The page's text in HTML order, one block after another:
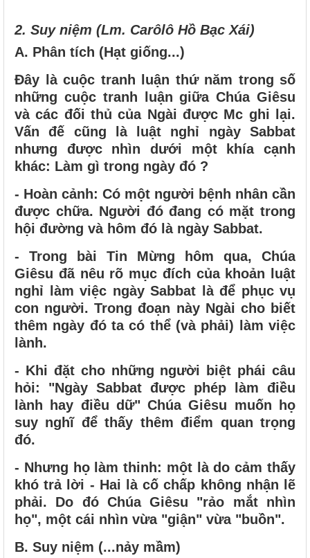
2. Suy niệm (Lm. Carôlô Hồ Bạc Xái)
A. Phân tích (Hạt giống...)
Đây là cuộc tranh luận thứ năm trong số
những cuộc tranh luận giữa Chúa Giêsu
và các đối thủ của Ngài được Mc ghi lại.
Vấn đế cũng là luật nghỉ ngày Sabbat
nhưng được nhìn dưới một khía cạnh
khác: Làm gì trong ngày đó ?
- Hoàn cảnh: Có một người bệnh nhân cần
được chữa. Người đó đang có mặt trong
hội đường và hôm đó là ngày Sabbat.
- Trong bài Tin Mừng hôm qua, Chúa
Giêsu đã nêu rõ mục đích của khoản luật
nghỉ làm việc ngày Sabbat là để phục vụ
con người. Trong đoạn này Ngài cho biết
thêm ngày đó ta có thể (và phải) làm việc
lành.
- Khi đặt cho những người biệt phái câu
hỏi: "Ngày Sabbat được phép làm điều
lành hay điều dữ" Chúa Giêsu muốn họ
suy nghĩ để thấy thêm điểm quan trọng
đó.
- Nhưng họ làm thinh: một là do cảm thấy
khó trả lời - Hai là cố chấp không nhận lẽ
phải. Do đó Chúa Giêsu "rảo mắt nhìn
họ", một cái nhìn vừa "giận" vừa "buồn".
B. Suy niệm (...nảy mầm)